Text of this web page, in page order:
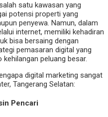
satu kawasan yang
potensi properti yang
penyewa. Namun, dalam
internet, memiliki kehadiran
bisa bersaing dengan
pemasaran digital yang
peluang besar.
digital marketing sangat
Tangerang Selatan:
Pencari